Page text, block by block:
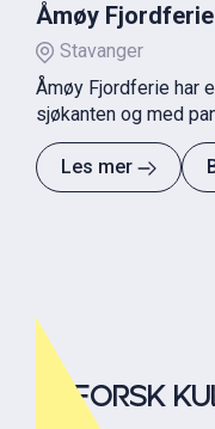
Åmøy Fjordferie
Stavanger
Åmøy Fjordferie har
sjøkanten og med
Les mer
UTFORSK